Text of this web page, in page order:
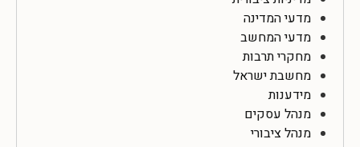
מדעי המדינה
מדעי המחשב
מחקרי תרבות
מחשבת ישראל
מידענות
מנהל עסקים
מנהל ציבורי